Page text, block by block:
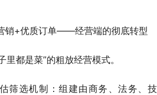
销+优质订单——经营端的彻底转型
里都是菜”的粗放经营模式。
筛选机制：组建由商务、法务、技